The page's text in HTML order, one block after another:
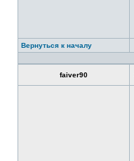
Вернуться к началу
faiver90